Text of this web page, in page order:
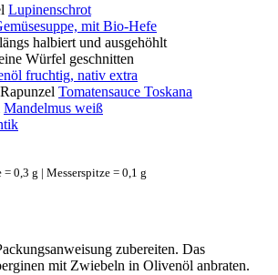
Lupinenschrot
mit Bio-Hefe
halbiert und ausgehöhlt
Würfel geschnitten
fruchtig, nativ extra
Tomatensauce Toskana
Mandelmus weiß
0,3 g | Messerspitze = 0,1 g
zubereiten. Das
mit Zwiebeln in Olivenöl anbraten.